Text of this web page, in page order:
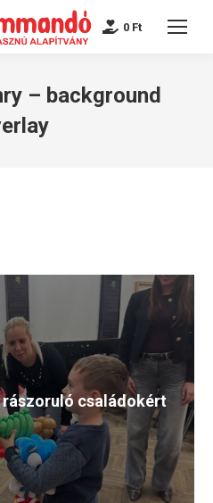
0 Ft
– background
családokért